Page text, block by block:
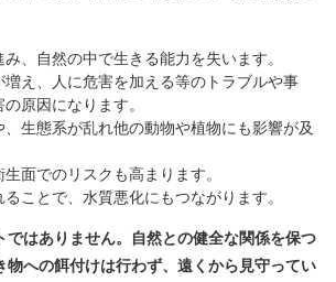
み、自然の中で生きる能力を失います。
増え、人に危害を加える等のトラブルや事
原因になります。
生態系が乱れ他の動物や植物にも影響が及
面でのリスクも高まります。
ことで、水質悪化にもつながります。
ではありません。自然との健全な関係を保つ
物への餌付けは行わず、遠くから見守って​い